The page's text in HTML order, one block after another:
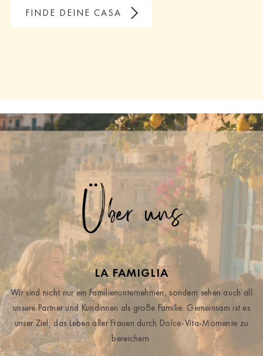
FINDE DEINE CASA
Über uns
LA FAMIGLIA
Wir sind nicht nur ein Familienunternehmen, sondern sehen auch all
unsere Partner und Kundinnen als große Familie. Gemeinsam ist es
unser Ziel, das Leben aller Frauen durch Dolce-Vita-Momente zu
bereichern.